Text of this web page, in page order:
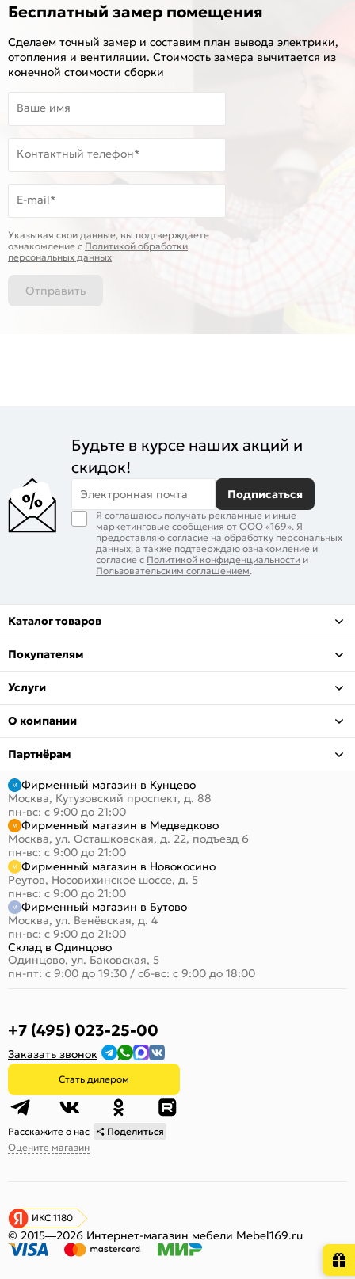
Бесплатный замер помещения
Сделаем точный замер и составим план вывода электрики,
отопления и вентиляции. Стоимость замера вычитается из
конечной стоимости сборки
Ваше имя
Контактный телефон*
E-mail*
Указывая свои данные, вы подтверждаете
ознакомление c Политикой обработки
персональных данных
Отправить
Будьте в курсе наших акций и
скидок!
Электронная почта Подписаться
Я соглашаюсь получать рекламные и иные
маркетинговые сообщения от ООО «169». Я
предоставляю согласие на обработку персональных
данных, а также подтверждаю ознакомление и
согласие с Политикой конфиденциальности и
Пользовательским соглашением.
Каталог товаров
Покупателям
Услуги
О компании
Партнёрам
Фирменный магазин в Кунцево
Москва, Кутузовский проспект, д. 88
пн-вс: с 9:00 до 21:00
Фирменный магазин в Медведково
Москва, ул. Осташковская, д. 22, подъезд 6
пн-вс: с 9:00 до 21:00
Фирменный магазин в Новокосино
Реутов, Носовихинское шоссе, д. 5
пн-вс: с 9:00 до 21:00
Фирменный магазин в Бутово
Москва, ул. Венёвская, д. 4
пн-вс: с 9:00 до 21:00
Склад в Одинцово
Одинцово, ул. Баковская, 5
пн-пт: с 9:00 до 19:30 / сб-вс: с 9:00 до 18:00
+7 (495) 023-25-00
Заказать звонок
Стать дилером
Расскажите о нас
Поделиться
Оцените магазин
ИКС 1180
© 2015—2026 Интернет-магазин мебели Mebel169.ru